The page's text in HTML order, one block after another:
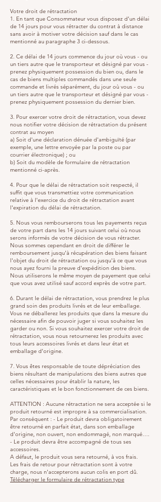
Votre droit de rétractation
1. En tant que Consommateur vous disposez d’un délai
de 14 jours pour vous rétracter du contrat à distance
sans avoir à motiver votre décision sauf dans le cas
mentionné au paragraphe 3 ci-dessous.
2. Ce délai de 14 jours commence du jour où vous - ou
un tiers autre que le transporteur et désigné par vous -
prenez physiquement possession du bien ou, dans le
cas de biens multiples commandés dans une seule
commande et livrés séparément, du jour où vous - ou
un tiers autre que le transporteur et désigné par vous -
prenez physiquement possession du dernier bien.
3. Pour exercer votre droit de rétractation, vous devez
nous notifier votre décision de rétractation du présent
contrat au moyen
a) Soit d'une déclaration dénuée d'ambiguïté (par
exemple, une lettre envoyée par la poste ou par
courrier électronique) ; ou
b) Soit du modèle de formulaire de rétractation
mentionné ci-après.
4. Pour que le délai de rétractation soit respecté, il
suffit que vous transmettiez votre communication
relative à l'exercice du droit de rétractation avant
l'expiration du délai de rétractation.
5. Nous vous rembourserons tous les payements reçus
de votre part dans les 14 jours suivant celui où nous
serons informés de votre décision de vous rétracter.
Nous sommes cependant en droit de différer le
remboursement jusqu'à récupération des biens faisant
l'objet du droit de rétractation ou jusqu'à ce que vous
nous ayez fourni la preuve d'expédition des biens.
Nous utiliserons le même moyen de payement que celui
que vous avez utilisé sauf accord exprès de votre part.
6. Durant le délai de rétractation, vous prendrez le plus
grand soin des produits livrés et de leur emballage.
Vous ne déballerez les produits que dans la mesure du
nécessaire afin de pouvoir juger si vous souhaitez les
garder ou non. Si vous souhaitez exercer votre droit de
rétractation, vous nous retournerez les produits avec
tous leurs accessoires livrés et dans leur état et
emballage d‘origine.
7. Vous êtes responsable de toute dépréciation des
biens résultant de manipulations des biens autres que
celles nécessaires pour établir la nature, les
caractéristiques et le bon fonctionnement de ces biens.
ATTENTION : Aucune rétractation ne sera acceptée si le
produit retourné est impropre à sa commercialisation.
Par conséquent : - Le produit devra obligatoirement
être retourné en parfait état, dans son emballage
d'origine, non ouvert, non endommagé, non marqué….
- Le produit devra être accompagné de tous ses
accessoires.
A défaut, le produit vous sera retourné, à vos frais.
Les frais de retour pour rétractation sont à votre
charge, nous n'accepterons aucun colis en port dû.
Télécharger le formulaire de rétractation type